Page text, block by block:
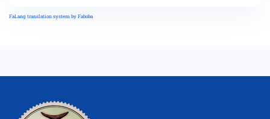
FaLang translation system by Faboba